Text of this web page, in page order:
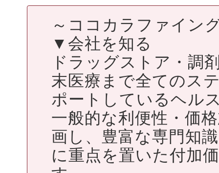
～ココカラファイン
▼会社を知る
ドラッグストア・調
末医療まで全てのス
ポートしているヘル
一般的な利便性・価
画し、豊富な専門知
に重点を置いた付加